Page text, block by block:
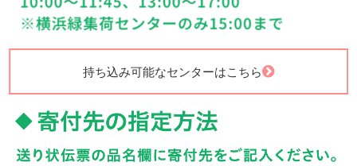
持ち込み可能なセンターはこちら